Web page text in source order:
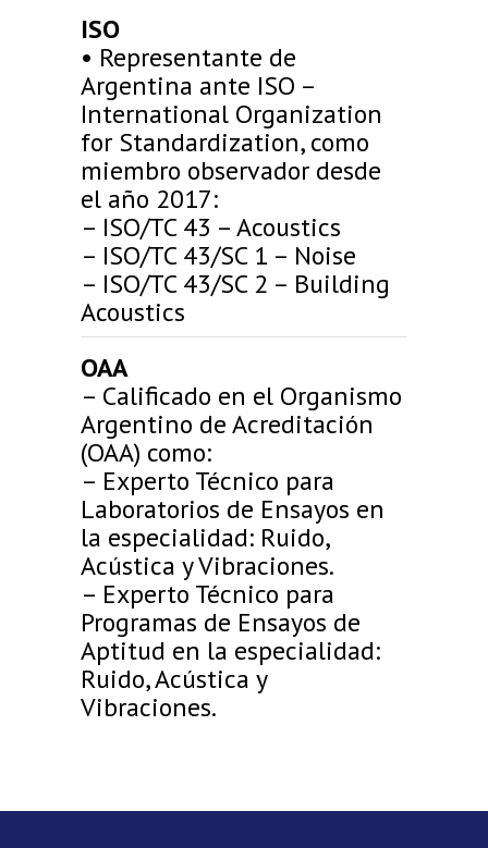
ISO
• Representante de
Argentina ante ISO –
International Organization
for Standardization, como
miembro observador desde
el año 2017:
– ISO/TC 43 – Acoustics
– ISO/TC 43/SC 1 – Noise
– ISO/TC 43/SC 2 – Building
Acoustics
OAA
– Calificado en el Organismo
Argentino de Acreditación
(OAA) como:
– Experto Técnico para
Laboratorios de Ensayos en
la especialidad: Ruido,
Acústica y Vibraciones.
– Experto Técnico para
Programas de Ensayos de
Aptitud en la especialidad:
Ruido, Acústica y
Vibraciones.